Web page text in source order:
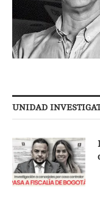
UNIDAD